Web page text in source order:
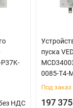
НДС
пуска
0085-T4-
Под заказ
197 375